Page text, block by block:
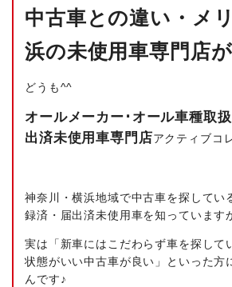
中古車との違い・メ
浜の未使用車専門店が
どうも^^
オールメーカー･オール車種取
出済未使用車専門店アクティブコ
神奈川・横浜地域で中古車を探してい
録済・届出済未使用車を知っています
実は「新車にはこだわらず車を探して
状態がいい中古車が良い」といった方
んです♪